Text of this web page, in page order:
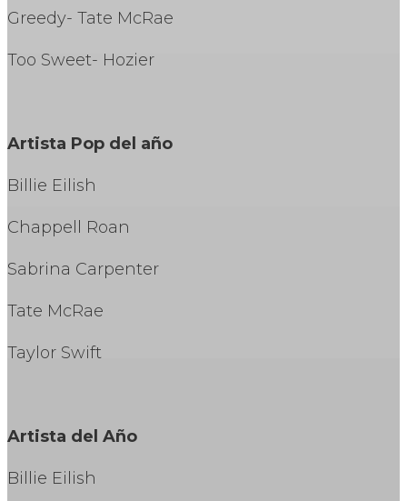
Greedy- Tate McRae
Too Sweet- Hozier
Artista Pop del año
Billie Eilish
Chappell Roan
Sabrina Carpenter
Tate McRae
Taylor Swift
Artista del Año
Billie Eilish